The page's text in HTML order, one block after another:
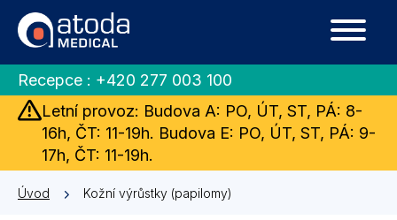
Recepce : +420 277 003 100
Letní provoz: Budova A: PO, ÚT, ST, PÁ: 8-
16h, ČT: 11-19h. Budova E: PO, ÚT, ST, PÁ: 9-
17h, ČT: 11-19h.
Úvod Kožní výrůstky (papilomy)